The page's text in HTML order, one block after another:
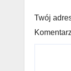
Twój
Komentarz